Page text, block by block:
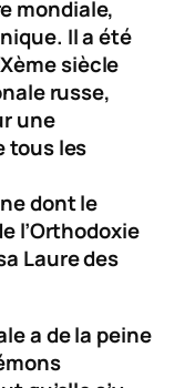
mondiale,
Il a été
siècle
russe,
une
tous les
dont le
l’Orthodoxie
Laure des
a de la peine